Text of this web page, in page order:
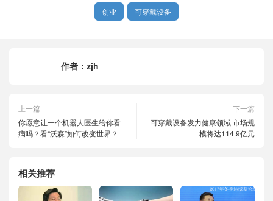
创业 可穿戴设备
作者： zjh
上一篇
你愿意让一个机器人医生给你看
病吗？看“沃森”如何改变世界？
下一篇
可穿戴设备发力健康领域 市场规
模将达114.9亿元
相关推荐